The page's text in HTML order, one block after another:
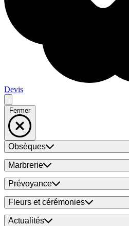
Devis
Fermer
Obsèques
Marbrerie
Prévoyance
Fleurs et cérémonies
Actualités